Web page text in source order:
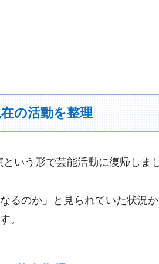
の活動を整理
いう形で芸能活動に復帰しまし
るのか」と見られていた状況
。